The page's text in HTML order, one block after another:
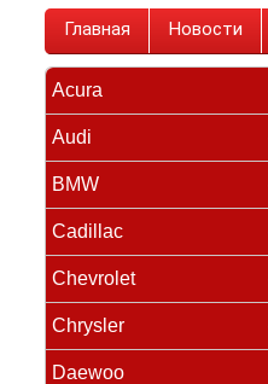
Главная Новости
Acura
Audi
BMW
Cadillac
Chevrolet
Chrysler
Daewoo